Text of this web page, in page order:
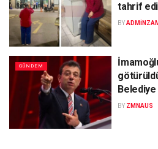
tahrif
BY
GÜNDEM
Belediye
BY ZMNAUS